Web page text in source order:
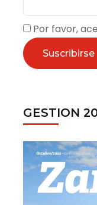
Por favor,
GESTION